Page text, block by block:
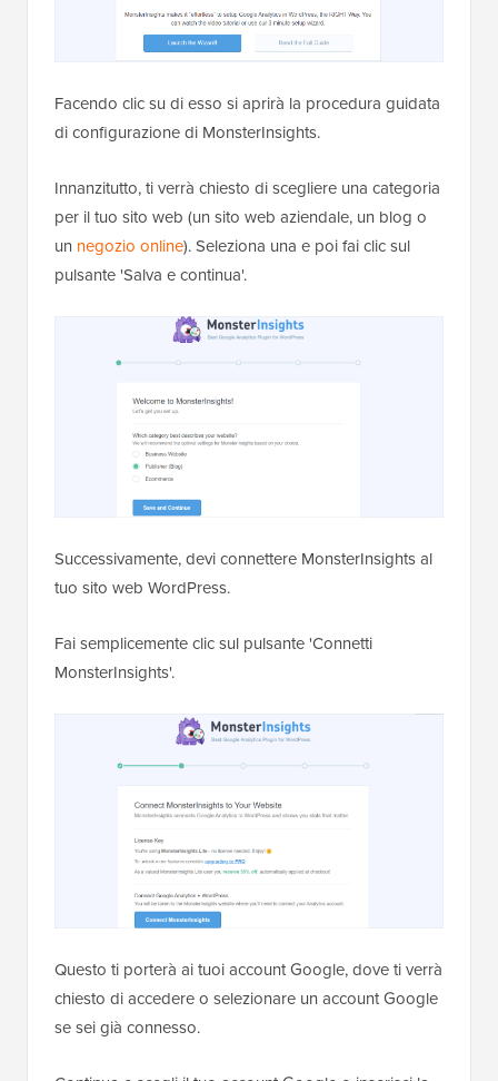
Facendo clic su di esso si aprirà la procedura guidata
di configurazione di MonsterInsights.
Innanzitutto, ti verrà chiesto di scegliere una categoria
per il tuo sito web (un sito web aziendale, un blog o
un negozio online). Seleziona una e poi fai clic sul
pulsante 'Salva e continua'.
Successivamente, devi connettere MonsterInsights al
tuo sito web WordPress.
Fai semplicemente clic sul pulsante 'Connetti
MonsterInsights'.
Questo ti porterà ai tuoi account Google, dove ti verrà
chiesto di accedere o selezionare un account Google
se sei già connesso.